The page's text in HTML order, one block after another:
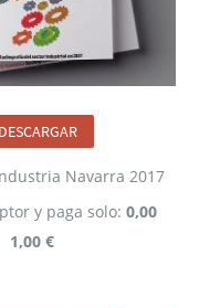
Navarra 2017
1,00 €
y paga solo: 0,00
DESCARGAR